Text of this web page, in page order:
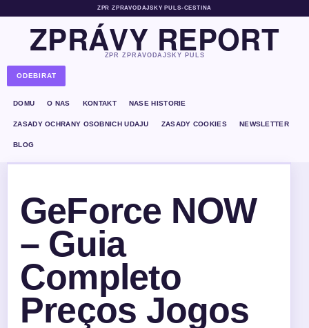
ZPR ZPRAVODAJSKY PULS•CESTINA
ZPRÁVY REPORT
ZPR ZPRAVODAJSKY PULS
ODEBIRAT
DOMU O NAS KONTAKT NASE HISTORIE
ZASADY OCHRANY OSOBNICH UDAJU ZASADY COOKIES NEWSLETTER
BLOG
GeForce NOW
– Guia
Completo
Preços Jogos